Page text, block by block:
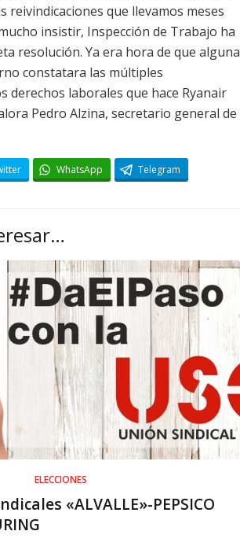
reivindicaciones que llevamos meses
insistir, Inspección de Trabajo ha
resolución. Ya era hora de que alguna
constatara las múltiples
derechos laborales que hace Ryanair
Pedro Alzina, secretario general de
WhatsApp Telegram
ELECCIONES
«ALVALLE»-PEPSICO